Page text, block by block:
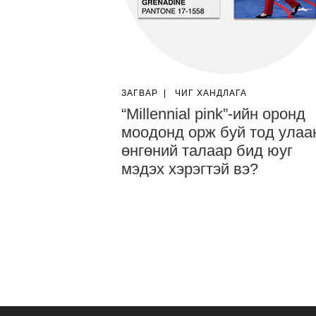
ЗАГВАР ЧИГ ХАНДЛАГА
“Millennial pink”-ийн оронд
моодонд орж буй тод
өнгөний талаар бид юуг
мэдэх хэрэгтэй вэ?